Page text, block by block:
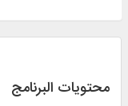
محتويات البرنامج